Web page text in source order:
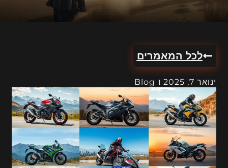
לכל המאמרים
ינואר 7, 2025 Blog